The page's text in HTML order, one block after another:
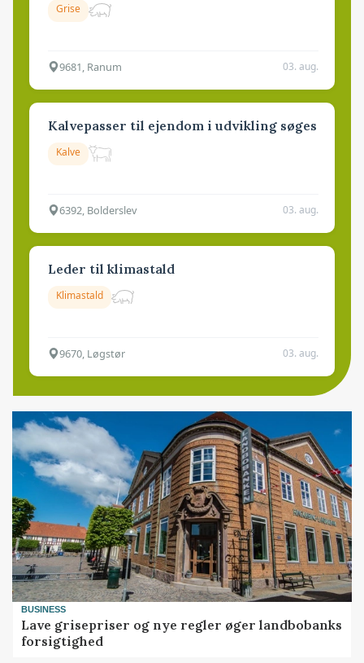
Grise
9681, Ranum 03. aug.
Kalvepasser til ejendom i udvikling søges
Kalve
6392, Bolderslev 03. aug.
Leder til klimastald
Klimastald
9670, Løgstør 03. aug.
BUSINESS
Lave grisepriser og nye regler øger landbobanks
forsigtighed